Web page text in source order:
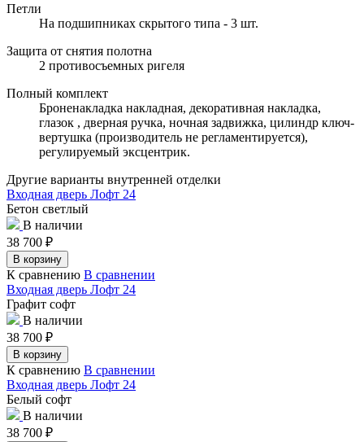
Петли
На подшипниках скрытого типа - 3 шт.
Защита от снятия полотна
2 противосъемных ригеля
Полный комплект
Броненакладка накладная, декоративная накладка,
глазок , дверная ручка, ночная задвижка, цилиндр ключ-
вертушка (производитель не регламентируется),
регулируемый эксцентрик.
Другие варианты внутренней отделки
Входная дверь Лофт 24
Бетон светлый
В наличии
38 700 ₽
В корзину
К сравнению В сравнении
Входная дверь Лофт 24
Графит софт
В наличии
38 700 ₽
В корзину
К сравнению В сравнении
Входная дверь Лофт 24
Белый софт
В наличии
38 700 ₽